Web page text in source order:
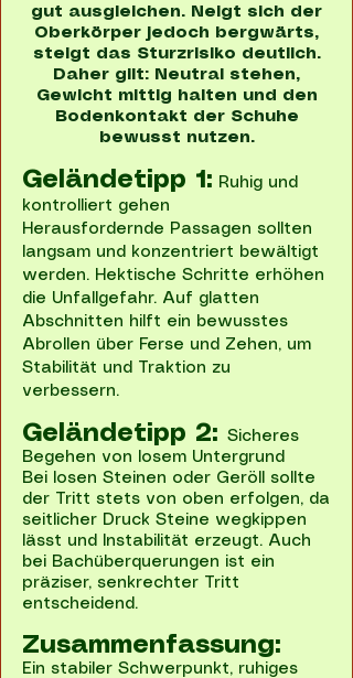
gut ausgleichen. Neigt sich der
Oberkörper jedoch bergwärts,
steigt das Sturzrisiko deutlich.
Daher gilt: Neutral stehen,
Gewicht mittig halten und den
Bodenkontakt der Schuhe
bewusst nutzen.
Geländetipp 1: Ruhig und
kontrolliert gehen
Herausfordernde Passagen sollten
langsam und konzentriert bewältigt
werden. Hektische Schritte erhöhen
die Unfallgefahr. Auf glatten
Abschnitten hilft ein bewusstes
Abrollen über Ferse und Zehen, um
Stabilität und Traktion zu
verbessern.
Geländetipp 2:
Sicheres
Begehen von losem Untergrund
Bei losen Steinen oder Geröll sollte
der Tritt stets von oben erfolgen, da
seitlicher Druck Steine wegkippen
lässt und Instabilität erzeugt. Auch
bei Bachüberquerungen ist ein
präziser, senkrechter Tritt
entscheidend.
Zusammenfassung:
Ein stabiler Schwerpunkt, ruhiges